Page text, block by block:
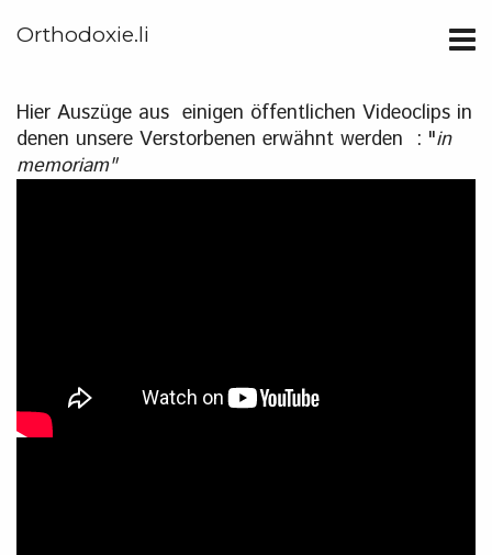
Orthodoxie.li
Hier Auszüge aus einigen öffentlichen Videoclips in
denen unsere Verstorbenen erwähnt werden : "in
memoriam"